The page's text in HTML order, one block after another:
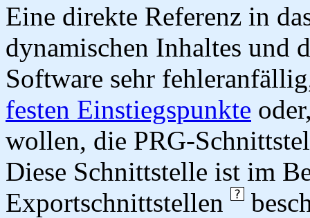
Eine direkte Referenz in
dynamischen Inhaltes und
Software sehr
festen Einstiegspunkte
wollen, die PRG-
Diese Schnittstelle ist im
Exportschnittstellen